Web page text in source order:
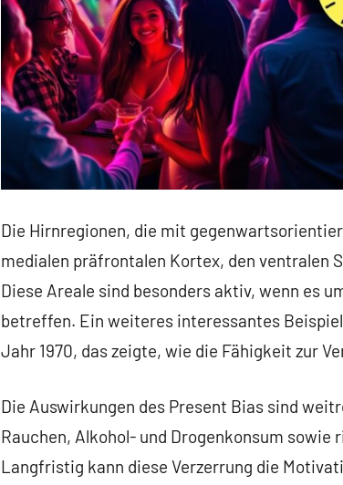
Die Hirnregionen, die mit
medialen präfrontalen Kortex, den ventralen
Diese Areale sind besonders aktiv, wenn es
betreffen. Ein weiteres interessantes
Jahr 1970, das zeigte, wie die Fähigkeit zur
Die Auswirkungen des Present Bias sind
Rauchen, Alkohol- und Drogenkonsum
Langfristig kann diese Verzerrung die